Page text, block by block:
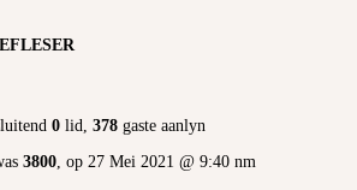
0 lid, 378 gaste aanlyn
3800, op 27 Mei 2021 @ 9:40 nm